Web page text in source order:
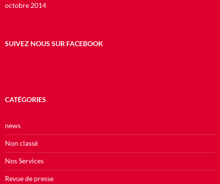
octobre 2014
SUIVEZ NOUS SUR FACEBOOK
CATÉGORIES
news
Non classé
Nos Services
Revue de presse